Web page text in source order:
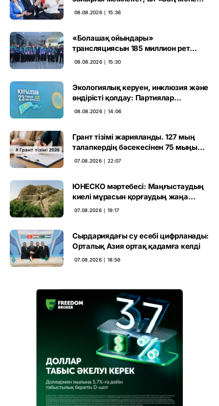
тәртіп» қағидаты баршаға міндетті
08.08.2026 ∣ 15:36
«Болашақ ойындары»
трансляциясын 185 миллион рет
көрген
08.08.2026 ∣ 15:30
Экологиялық керуен, инклюзия және
өндірісті қолдау: Партиялар
өңірлерде қандай мәселе көтерді
08.08.2026 ∣ 14:06
Грант тізімі жарияланды. 127 мың
талапкердің бәсекесінен 75 мыңы
өтті
07.08.2026 ∣ 22:07
ЮНЕСКО мәртебесі: Маңғыстаудың
киелі мұрасын қорғаудың жаңа
кезеңі басталды
07.08.2026 ∣ 19:17
Сырдариядағы су есебі цифрланады:
Орталық Азия ортақ қадамға келді
07.08.2026 ∣ 18:56